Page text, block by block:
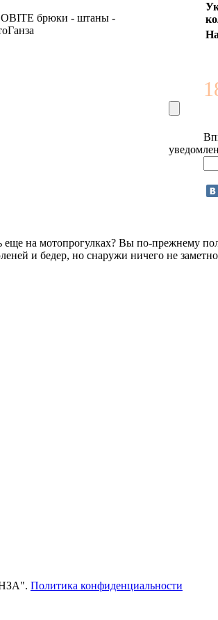
на мотопрогулках? Вы по-прежнему
и бедер, но снаружи ничего не
Политика конфиденциальности